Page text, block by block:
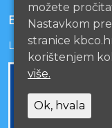
EU PROJEKTI
Lista projekata
možete
Nastavkom
stranice
korištenjem
više.
Ok, hvala